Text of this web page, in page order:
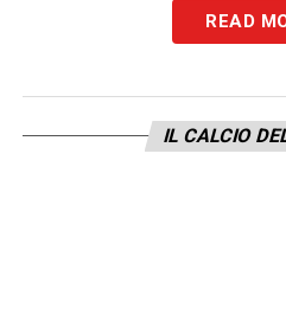
READ
IL CALCIO